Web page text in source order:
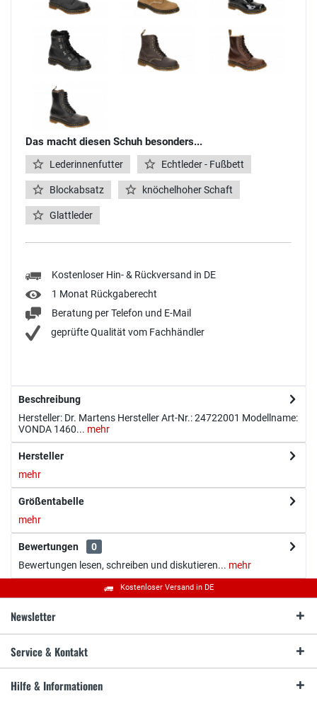
Das macht diesen Schuh besonders...
Lederinnenfutter Echtleder - Fußbett
Blockabsatz knöchelhoher Schaft
Glattleder
Kostenloser Hin- & Rückversand in DE
1 Monat Rückgaberecht
Beratung per Telefon und E-Mail
geprüfte Qualität vom Fachhändler
Beschreibung
Hersteller: Dr. Martens Hersteller Art-Nr.: 24722001 Modellname:
VONDA 1460... mehr
Hersteller
mehr
Größentabelle
mehr
Bewertungen
0
Bewertungen lesen, schreiben und diskutieren... mehr
Kostenloser Versand in DE
Newsletter
Service & Kontakt
Hilfe & Informationen